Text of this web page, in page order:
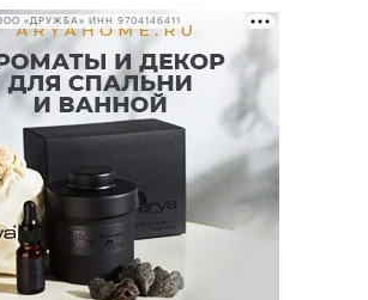
«ДРУЖБА» ИНН 9704146411